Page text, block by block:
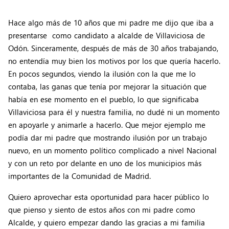
Hace algo más de 10 años que mi padre me dijo que iba a
presentarse como candidato a alcalde de Villaviciosa de
Odón. Sinceramente, después de más de 30 años trabajando,
no entendía muy bien los motivos por los que quería hacerlo.
En pocos segundos, viendo la ilusión con la que me lo
contaba, las ganas que tenía por mejorar la situación que
había en ese momento en el pueblo, lo que significaba
Villaviciosa para él y nuestra familia, no dudé ni un momento
en apoyarle y animarle a hacerlo. Que mejor ejemplo me
podía dar mi padre que mostrando ilusión por un trabajo
nuevo, en un momento político complicado a nivel Nacional
y con un reto por delante en uno de los municipios más
importantes de la Comunidad de Madrid.
Quiero aprovechar esta oportunidad para hacer público lo
que pienso y siento de estos años con mi padre como
Alcalde, y quiero empezar dando las gracias a mi familia